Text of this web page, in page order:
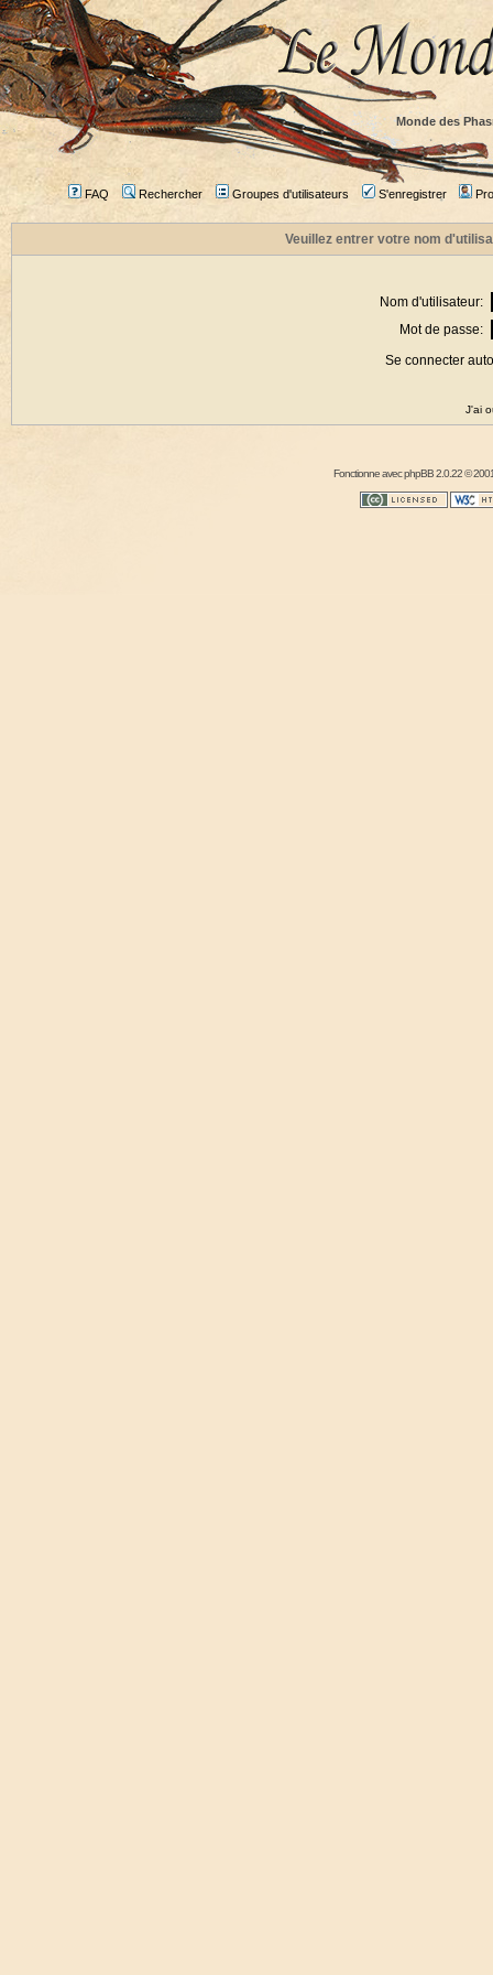
Monde des
FAQ Rechercher Groupes d'utilisateurs S'enregistrer
Veuillez entrer votre nom
Nom d'utilisateur:
Mot de passe:
Se connecter
J'ai
Fonctionne avecphpBB2.0.22 ©